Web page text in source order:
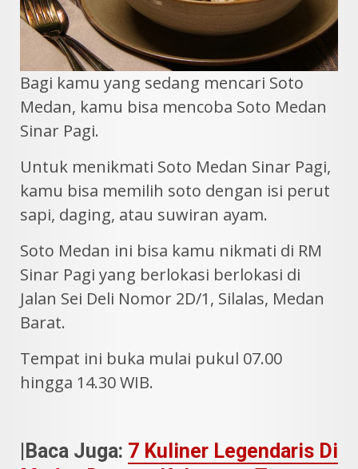
Bagi kamu yang sedang mencari Soto
Medan, kamu bisa mencoba Soto Medan
Sinar Pagi.
Untuk menikmati Soto Medan Sinar Pagi,
kamu bisa memilih soto dengan isi perut
sapi, daging, atau suwiran ayam.
Soto Medan ini bisa kamu nikmati di RM
Sinar Pagi yang berlokasi berlokasi di
Jalan Sei Deli Nomor 2D/1, Silalas, Medan
Barat.
Tempat ini buka mulai pukul 07.00
hingga 14.30 WIB.
|Baca Juga: 7 Kuliner Legendaris Di